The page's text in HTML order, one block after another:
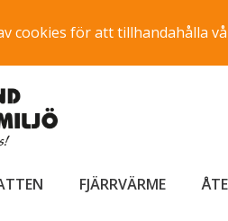
cookies för att tillhandahålla
FJÄRRVÄRME